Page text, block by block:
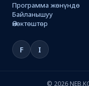
Программа жөнүндө
Байланышуу
Өнөктөштөр
F I
© 2026